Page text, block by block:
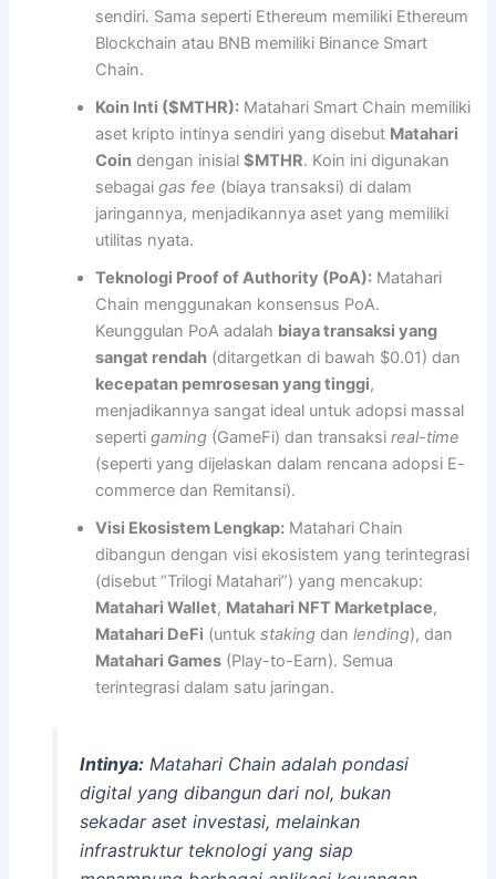
sendiri. Sama seperti Ethereum memiliki Ethereum
Blockchain atau BNB memiliki Binance Smart
Chain.
Koin Inti ($MTHR): Matahari Smart Chain memiliki
aset kripto intinya sendiri yang disebut Matahari
Coin dengan inisial$MTHR. Koin ini digunakan
sebagaigas fee (biaya transaksi) di dalam
jaringannya, menjadikannya aset yang memiliki
utilitas nyata.
Teknologi Proof of Authority (PoA): Matahari
Chain menggunakan konsensus PoA.
Keunggulan PoA adalah biaya transaksi yang
sangat rendah (ditargetkan di bawah $0.01) dan
kecepatan pemrosesan yang tinggi,
menjadikannya sangat ideal untuk adopsi massal
sepertigaming (GameFi) dan transaksireal-time
(seperti yang dijelaskan dalam rencana adopsi E-
commerce dan Remitansi).
Visi Ekosistem Lengkap: Matahari Chain
dibangun dengan visi ekosistem yang terintegrasi
(disebut “Trilogi Matahari”) yang mencakup:
Matahari Wallet, Matahari NFT Marketplace,
Matahari DeFi (untukstaking danlending), dan
Matahari Games (Play-to-Earn). Semua
terintegrasi dalam satu jaringan.
Intinya:Matahari Chain adalah pondasi
digital yang dibangun dari nol, bukan
sekadar aset investasi, melainkan
infrastruktur teknologi yang siap